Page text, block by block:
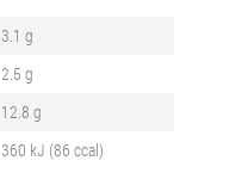
3.1 g
2.5 g
12.8 g
360 kJ (86 ccal)